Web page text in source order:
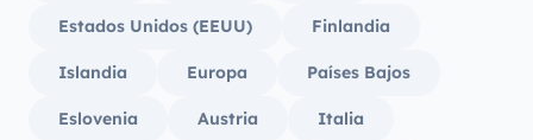
Estados Unidos (EEUU) Finlandia
Islandia Europa Países Bajos
Eslovenia Austria Italia